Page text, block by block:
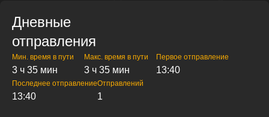
Дневные
отправления
Мин. время в пути
3 ч 35 мин
Макс. время в пути
3 ч 35 мин
Первое отправление
13:40
Последнее отправление
13:40
Отправлений
1